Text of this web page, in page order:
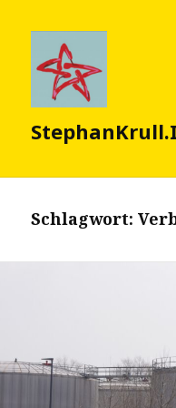
Schlagwort: